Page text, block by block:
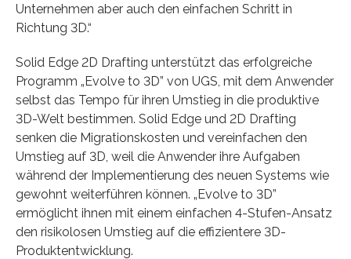
Unternehmen aber auch den einfachen Schritt in
Richtung 3D.“
Solid Edge 2D Drafting unterstützt das erfolgreiche
Programm „Evolve to 3D” von UGS, mit dem Anwender
selbst das Tempo für ihren Umstieg in die produktive
3D-Welt bestimmen. Solid Edge und 2D Drafting
senken die Migrationskosten und vereinfachen den
Umstieg auf 3D, weil die Anwender ihre Aufgaben
während der Implementierung des neuen Systems wie
gewohnt weiterführen können. „Evolve to 3D”
ermöglicht ihnen mit einem einfachen 4-Stufen-Ansatz
den risikolosen Umstieg auf die effizientere 3D-
Produktentwicklung.